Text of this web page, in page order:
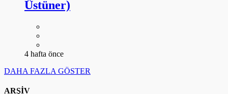
Üstüner)
4 hafta önce
DAHA FAZLA GÖSTER
ARŞİV